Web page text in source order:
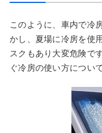
このように、車内で冷
かし、夏場に冷房を使
スクもあり大変危険で
ぐ冷房の使い方につい